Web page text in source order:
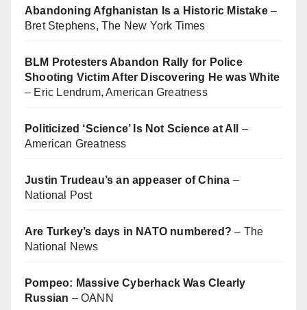
Abandoning Afghanistan Is a Historic Mistake–
Bret Stephens, The New York Times
BLM Protesters Abandon Rally for Police
Shooting Victim After Discovering He was White
– Eric Lendrum, American Greatness
Politicized ‘Science’ Is Not Science at All
–
American Greatness
Justin Trudeau’s an appeaser of China –
National Post
Are Turkey’s days in NATO numbered? – The
National News
Pompeo: Massive Cyberhack Was Clearly
Russian – OANN